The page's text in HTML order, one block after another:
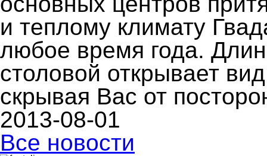
и теплому климату
любое время года.
столовой открывает
скрывая Вас от
2013-08-01
Все новости